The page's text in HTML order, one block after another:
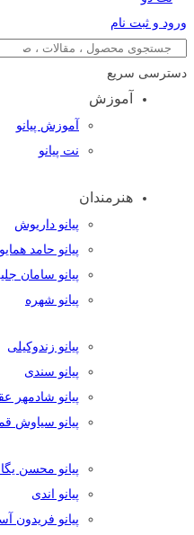
ورود و ثبت نام
دسترسی سریع
آموزش
آموزش پیانو
نت پیانو
هنرمندان
پیانو داریوش
پیانو حامد
پیانو سامان
پیانو شهره
پیانو زندوکیلی
پیانو سندی
پیانو شادمهر
پیانو سیاوش
پیانو محسن
پیانو اندی
پیانو فریدون